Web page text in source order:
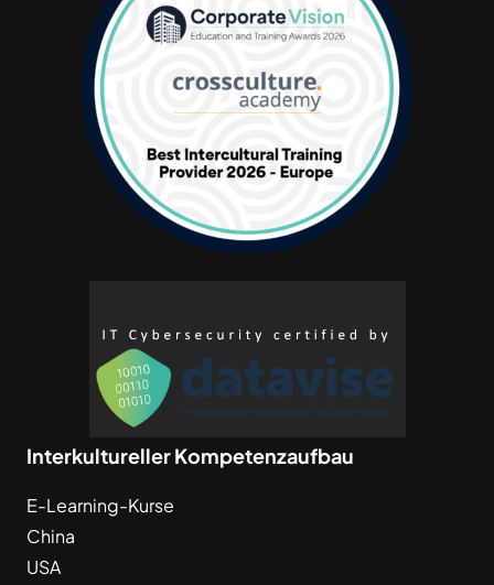
Interkultureller Kompetenzaufbau
E-Learning-Kurse
China
USA